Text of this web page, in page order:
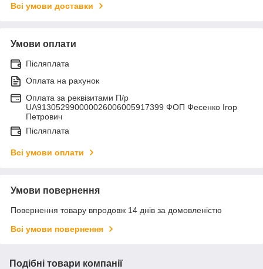
Всі умови доставки
Умови оплати
Післяплата
Оплата на рахунок
Оплата за реквізитами П/р
UA913052990000026006005917399 ФОП Фесенко Ігор
Петрович
Післяплата
Всі умови оплати
Умови повернення
Повернення товару впродовж 14 днів за домовленістю
Всі умови повернення
Подібні товари компанії